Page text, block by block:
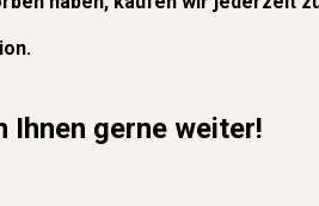
Ihnen gerne weiter!